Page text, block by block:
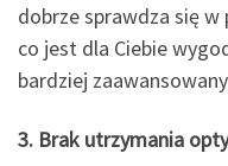
dobrze sprawdza się
co jest dla Ciebie
bardziej
3. Brak utrzymania